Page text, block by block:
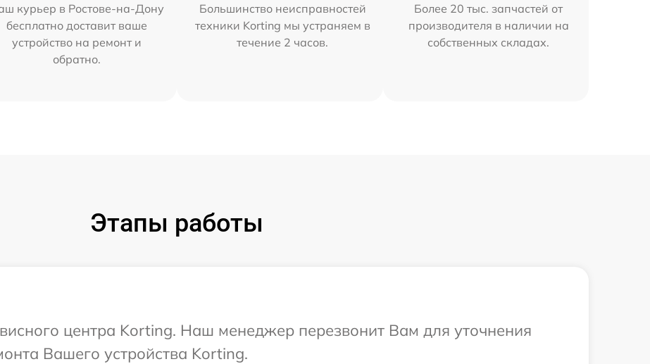
курьер в Ростове-на-Дону
бесплатно доставит ваше
устройство на ремонт и
обратно.
Большинство неисправностей
техники Korting мы устраняем в
течение 2 часов.
Более 20 тыс. запчастей от
производителя в наличии на
собственных складах.
Этапы работы
центра Korting. Наш менеджер перезвонит Вам для уточнения
Вашего устройства Korting.